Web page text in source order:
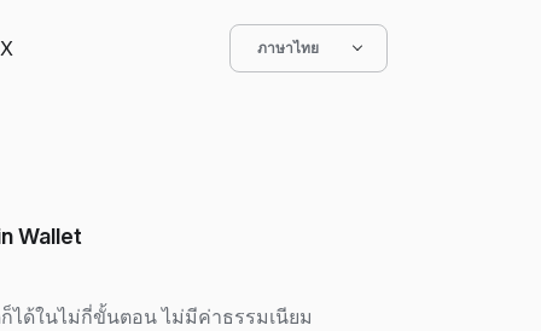
ภาษาไทย
Wallet
ได้ในไม่กี่ขั้นตอน ไม่มีค่าธรรมเนียม